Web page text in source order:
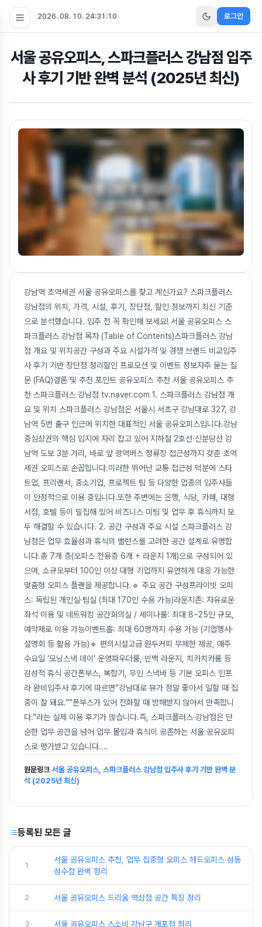
2026. 08. 10. 24:31:11 로그인
서울 공유오피스, 스파크플러스 강남점 입주
사 후기 기반 완벽 분석 (2025년 최신)
강남역 초역세권 서울 공유오피스를 찾고 계신가요? 스파크플러스
강남점의 위치, 가격, 시설, 후기, 장단점, 할인 정보까지 최신 기준
으로 분석했습니다. 입주 전 꼭 확인해 보세요! 서울 공유오피스 스
파크플러스 강남점 목차 (Table of Contents)스파크플러스 강남
점 개요 및 위치공간 구성과 주요 시설가격 및 경쟁 브랜드 비교입주
사 후기 기반 장단점 정리할인 프로모션 및 이벤트 정보자주 묻는 질
문 (FAQ)결론 및 추천 포인트 공유오피스 추천 서울 공유오피스 추
천 스파크플러스 강남점 tv.naver.com 1. 스파크플러스 강남점 개
요 및 위치 스파크플러스 강남점은 서울시 서초구 강남대로 327, 강
남역 5번 출구 인근에 위치한 대표적인 서울 공유오피스입니다.강남
중심상권의 핵심 입지에 자리 잡고 있어 지하철 2호선·신분당선 강
남역 도보 3분 거리, 바로 앞 광역버스 정류장 접근성까지 갖춘 초역
세권 오피스로 손꼽힙니다.이러한 뛰어난 교통 접근성 덕분에 스타
트업, 프리랜서, 중소기업, 프로젝트 팀 등 다양한 업종의 입주사들
이 안정적으로 이용 중입니다.또한 주변에는 은행, 식당, 카페, 대형
서점, 호텔 등이 밀집해 있어 비즈니스 미팅 및 업무 후 휴식까지 모
두 해결할 수 있습니다. 2. 공간 구성과 주요 시설 스파크플러스 강
남점은 업무 효율성과 휴식의 밸런스를 고려한 공간 설계로 유명합
니다.총 7개 층(오피스 전용층 6개 + 라운지 1개)으로 구성되어 있
으며, 소규모부터 100인 이상 대형 기업까지 유연하게 대응 가능한
맞춤형 오피스 플랜을 제공합니다.🔹 주요 공간 구성프라이빗 오피
스: 독립된 개인실·팀실 (최대 170인 수용 가능)라운지존: 자유로운
좌석 이용 및 네트워킹 공간회의실 / 세미나룸: 최대 8~25인 규모,
예약제로 이용 가능이벤트홀: 최대 60명까지 수용 가능 (기업행사·
설명회 등 활용 가능)🔹 편의시설고급 원두커피 무제한 제공, 매주
수요일 ‘모닝스낵 데이’ 운영파우더룸, 빈백 라운지, 치카치카룸 등
감성적 휴식 공간폰부스, 복합기, 무인 스낵바 등 기본 오피스 인프
라 완비입주사 후기에 따르면“강남대로 뷰가 정말 좋아서 일할 때 집
중이 잘 돼요.”“폰부스가 있어 전화할 때 방해받지 않아서 만족합니
다.”라는 실제 이용 후기가 많습니다.즉, 스파크플러스 강남점은 단
순한 업무 공간을 넘어 업무 몰입과 휴식이 공존하는 서울 공유오피
스로 평가받고 있습니다....
원문링크 서울 공유오피스, 스파크플러스 강남점 입주사 후기 기반 완벽 분
석 (2025년 최신)
등록된 모든 글
1
서울 공유오피스 추천, 업무 집중형 오피스 헤드오피스 성동
성수점 완벽 정리
2 서울 공유오피스 드리움 역삼점 공간 특징 정리
3 서울 공유오피스 스소비 강남구 개포점 정리